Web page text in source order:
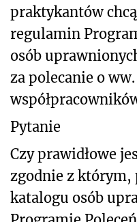
praktykantów
regulamin
osób
za polecanie o
Pytanie
Czy prawidłowe
zgodnie z którym,
katalogu osób